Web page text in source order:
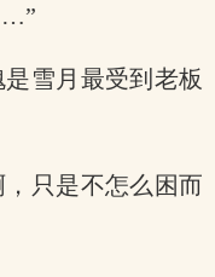
雪月最受到老板
只是不怎么困而